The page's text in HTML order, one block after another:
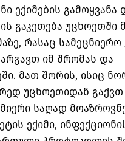
ექიმების
გაკეთება უცხოეთში
რასაც
იმ შრომას და
მათ შორის, ისიც
უცხოეთიდან
საღად
ექიმი,